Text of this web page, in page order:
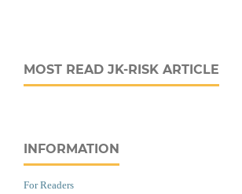
MOST READ JK-RISK ARTICLE
INFORMATION
For Readers